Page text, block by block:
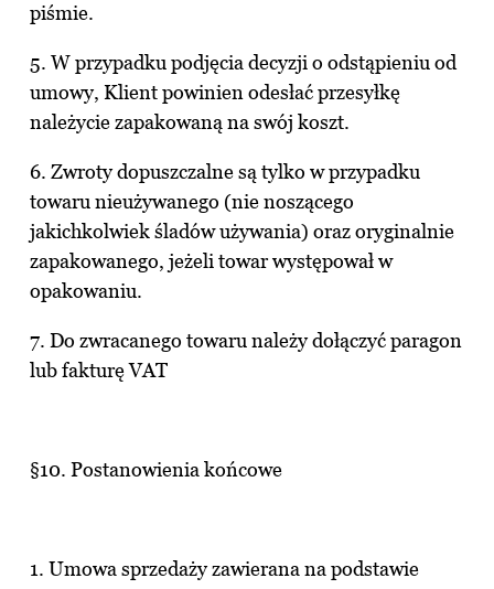
piśmie.
5. W przypadku podjęcia decyzji o odstąpieniu od
umowy, Klient powinien odesłać przesyłkę
należycie zapakowaną na swój koszt.
6. Zwroty dopuszczalne są tylko w przypadku
towaru nieużywanego (nie noszącego
jakichkolwiek śladów używania) oraz oryginalnie
zapakowanego, jeżeli towar występował w
opakowaniu.
7. Do zwracanego towaru należy dołączyć paragon
lub fakturę VAT
§10. Postanowienia końcowe
1. Umowa sprzedaży zawierana na podstawie